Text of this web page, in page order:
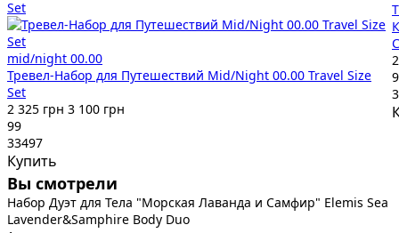
mid/night 00.00
Тревел-Набор для Путешествий Mid/Night 00.00 Travel Size
Set
2 325 грн 3 100 грн
99
33497
Купить
Вы смотрели
Набор Дуэт для Тела "Морская Лаванда и Самфир" Elemis Sea
Lavender&Samphire Body Duo